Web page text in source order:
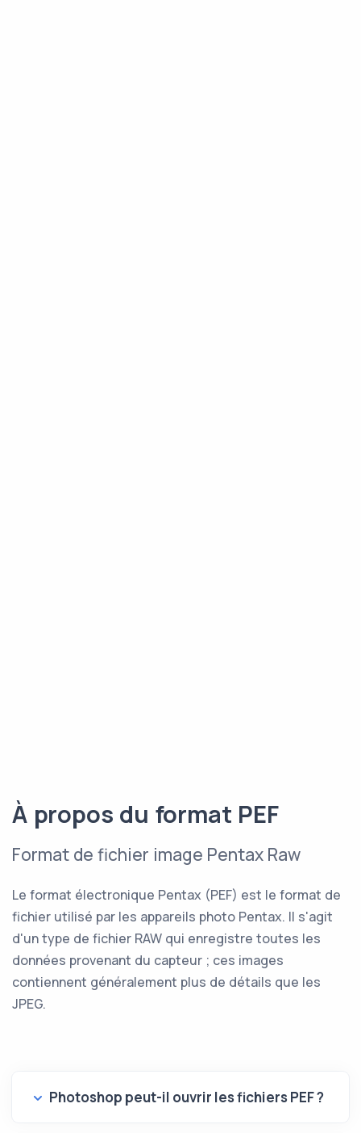
À propos du format PEF
Format de fichier image Pentax Raw
Le format électronique Pentax (PEF) est le format de
fichier utilisé par les appareils photo Pentax. Il s'agit
d'un type de fichier RAW qui enregistre toutes les
données provenant du capteur ; ces images
contiennent généralement plus de détails que les
JPEG.
Photoshop peut-il ouvrir les fichiers PEF ?